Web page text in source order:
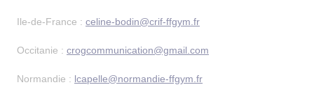
Ile-de-France : celine-bodin@crif-ffgym.fr
Occitanie : crogcommunication@gmail.com
Normandie : lcapelle@normandie-ffgym.fr